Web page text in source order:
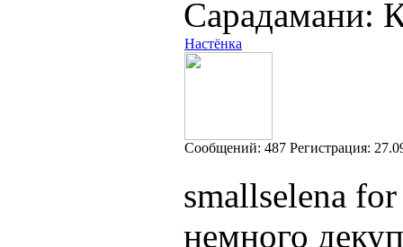
Сарадамани:
Настёнка
Cообщений: 487 Регистрация:
smallselena
немного